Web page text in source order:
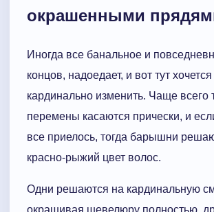
окрашенными
Иногда все банальное и
концов, надоедает, и вот тут хочется
кардинально изменить. Чаще всего
перемены касаются прически, и
все приелось, тогда барышни
красно-рыжий цвет волос.
Одни решаются на кардинальную
окрашивая шевелюру полностью,